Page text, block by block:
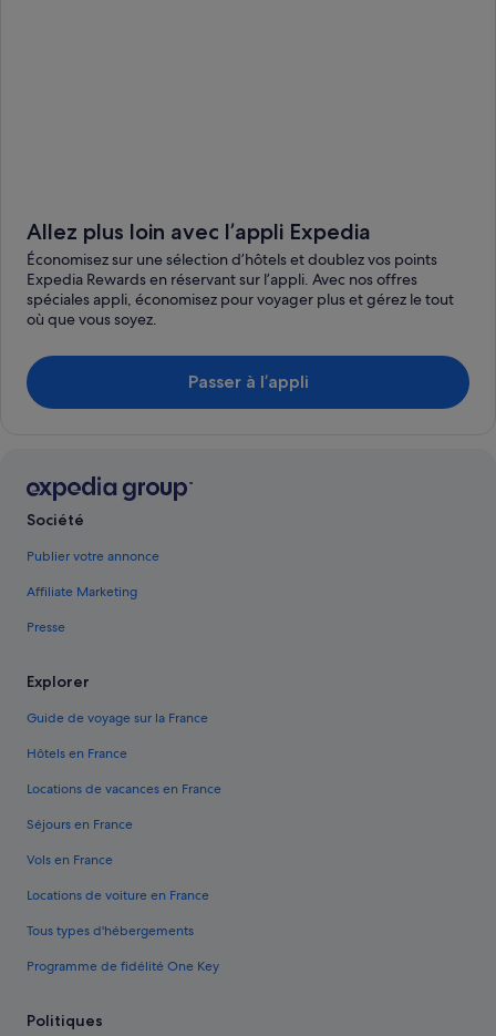
Allez plus loin avec l’appli Expedia
Économisez sur une sélection d’hôtels et doublez vos points
Expedia Rewards en réservant sur l’appli. Avec nos offres
spéciales appli, économisez pour voyager plus et gérez le tout
où que vous soyez.
Passer à l’appli
Société
Publier votre annonce
Affiliate Marketing
Presse
Explorer
Guide de voyage sur la France
Hôtels en France
Locations de vacances en France
Séjours en France
Vols en France
Locations de voiture en France
Tous types d'hébergements
Programme de fidélité One Key
Politiques